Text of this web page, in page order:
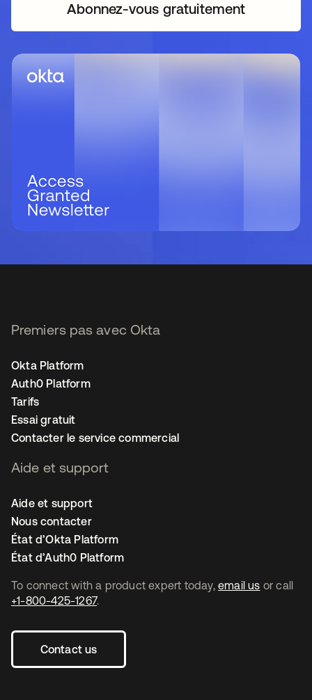
Abonnez-vous gratuitement
s’ouvre dans un nouvel
To connect with a product expert today, email us or call
+1-800-425-1267.
Contact us
Premiers pas avec Okta
Okta Platform
Auth0 Platform
Tarifs
Essai gratuit
Contacter le service commercial
Aide et support
Aide et support
Nous contacter
État d’Okta Platform
État d’Auth0 Platform